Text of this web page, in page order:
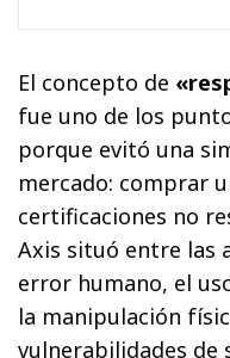
El concepto de
fue uno de los
porque evitó una
mercado: comprar
certificaciones no
Axis situó entre las
error humano, el
la manipulación
vulnerabilidades de